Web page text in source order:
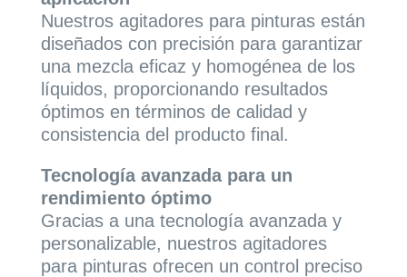
Nuestros agitadores para pinturas están
diseñados con precisión para garantizar
una mezcla eficaz y homogénea de los
líquidos, proporcionando resultados
óptimos en términos de calidad y
consistencia del producto final.
Tecnología avanzada para un
rendimiento óptimo
Gracias a una tecnología avanzada y
personalizable, nuestros agitadores
para pinturas ofrecen un control preciso